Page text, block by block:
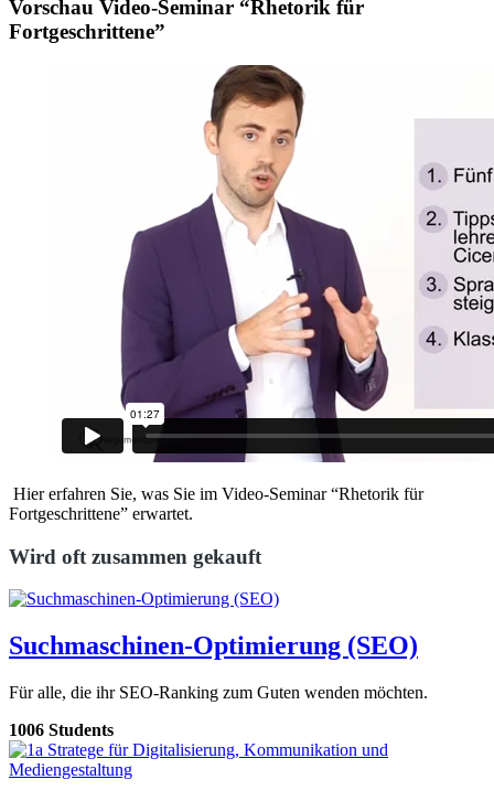
Vorschau Video-Seminar “Rhetorik für
Fortgeschrittene”
Hier erfahren Sie, was Sie im Video-Seminar “Rhetorik für
Fortgeschrittene” erwartet.
Wird oft zusammen gekauft
Suchmaschinen-Optimierung (SEO)
Für alle, die ihr SEO-Ranking zum Guten wenden möchten.
1006 Students